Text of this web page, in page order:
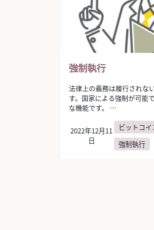
強制執行
法律上の義務は履行されな
す。国家による強制が可能
な機能です。 …
2022年12月11
日
ビットコイ
強制執行